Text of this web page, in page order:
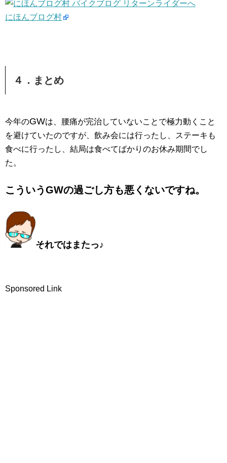
にほんブログ村
４．まとめ
今年のGWは、腰痛が完治していないことで極力動くこと
を避けていたのですが、飲み会には行ったし、ステーキも
食べに行ったし、結局は食べてばかりのお休み期間でし
た。
こういうGWの過ごし方も悪くないですね。
それではまたっ♪
Sponsored Link